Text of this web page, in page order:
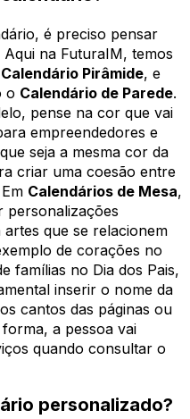
é preciso pensar
na FuturaIM, temos
Calendário Pirâmide, e
o Calendário de Parede.
pense na cor que vai
empreendedores e
seja a mesma cor da
criar uma coesão entre
Calendários de Mesa,
personalizações
que se relacionem
de corações no
famílias no Dia dos Pais,
inserir o nome da
cantos das páginas ou
forma, a pessoa vai
quando consultar o
personalizado?